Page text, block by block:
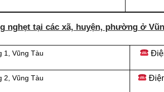
nghẹt tại các xã, huyện, phường ở
1, Vũng Tàu
2, Vũng Tàu